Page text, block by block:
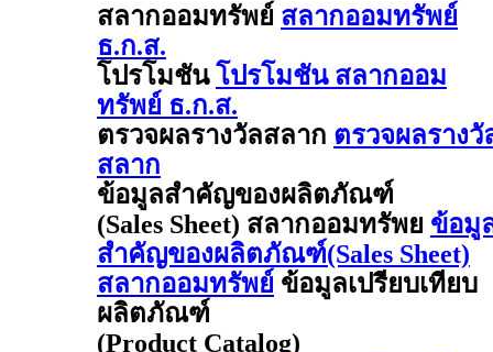
สลากออมทรัพย์ สลากออมทรัพย์
ธ.ก.ส.
โปรโมชัน โปรโมชัน สลากออม
ทรัพย์ ธ.ก.ส.
ตรวจผลรางวัลสลาก ตรวจผลรางวั
สลาก
ข้อมูลสำคัญของผลิตภัณฑ์
(Sales Sheet) สลากออมทรัพย ข้อมู
สำคัญของผลิตภัณฑ์(Sales Sheet)
สลากออมทรัพย์ ข้อมูลเปรียบเทียบ
ผลิตภัณฑ์
(Product Catalog)